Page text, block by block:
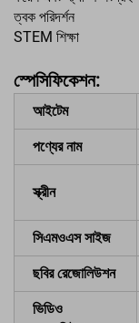
ত্বক পরিদর্শন
STEM শিক্ষা
স্পেসিফিকেশন:
আইটেম
পণ্যের নাম
স্ক্রীন
সিএমওএস সাইজ
ছবির রেজোলিউশন
ভিডিও